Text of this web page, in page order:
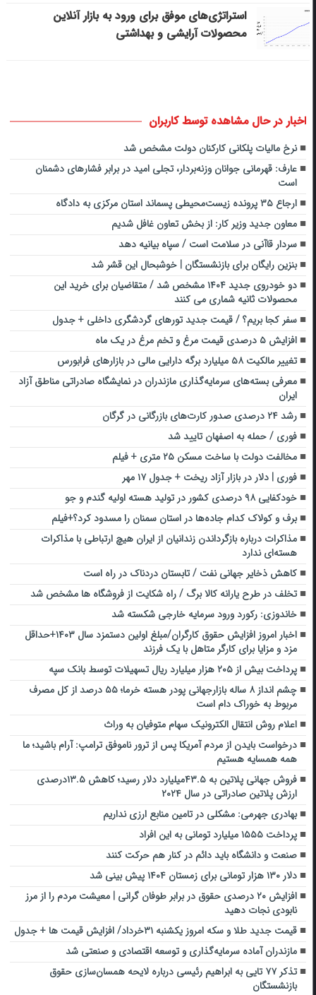
استراتژی‌های موفق برای ورود به بازار آنلاین
محصولات آرایشی و بهداشتی
اخبار در حال مشاهده توسط کاربران
نرخ مالیات پلکانی کارکنان دولت مشخص شد
عارف: قهرمانی جوانان وزنه‌بردار، تجلی امید در برابر فشارهای دشمنان
است
ارجاع ۳۵ پرونده زیست‌محیطی پسماند استان مرکزی به دادگاه
معاون جدید وزیر کار: از بخش تعاون غافل شدیم
سردار قاآنی در سلامت است / سپاه بیانیه دهد
بنزین رایگان برای بازنشستگان | خوشبحال این قشر شد
دو خودروی جدید ۱۴۰۴ مشخص شد / متقاضیان برای خرید این
محصولات ثانیه شماری می کنند
سفر کجا بریم؟ / قیمت جدید تورهای گردشگری داخلی + جدول
افزایش ۵ درصدی قیمت مرغ و تخم مرغ در یک ماه
تغییر مالکیت ۵۸ میلیارد برگه دارایی مالی در بازارهای فرابورس
معرفی بسته‌های سرمایه‌گذاری مازندران در نمایشگاه صادراتی مناطق آزاد
ایران
رشد ۲۴ درصدی صدور کارت‌های بازرگانی در گرگان
فوری / حمله به اصفهان تایید شد
مخالفت دولت با ساخت مسکن ۲۵ متری + فیلم
فوری | دلار در بازار آزاد ریخت + جدول ۱۷ مهر
خودکفایی ۹۸ درصدی کشور در تولید هسته اولیه گندم و جو
برف و کولاک کدام جاده‌ها در استان سمنان را مسدود کرد؟+فیلم
مذاکرات درباره بازگرداندن زندانیان از ایران هیچ ارتباطی با مذاکرات
هسته‌ای ندارد
کاهش ذخایر جهانی نفت / تابستان دردناک در راه است
تخلف در طرح یارانه کالا برگ / راه شکایت از فروشگاه ها مشخص شد
خاندوزی: رکورد ورود سرمایه خارجی شکسته شد
اخبار امروز افزایش حقوق کارگران/مبلغ اولین دستمزد سال ۱۴۰۳+حداقل
مزد و مزایا برای کارگر متاهل با یک فرزند
پرداخت بیش از ۲۰۵ هزار میلیارد ریال تسهیلات توسط بانک سپه
چشم انداز ۸ ساله بازارجهانی پودر هسته خرما؛ ۵۵ درصد از کل مصرف
مربوط به خوراک دام است
اعلام روش انتقال الکترونیک سهام متوفیان به وراث
درخواست بایدن از مردم آمریکا پس از ترور ناموفق ترامپ: آرام باشید؛ ما
همه همسایه هستیم
فروش جهانی پلاتین به ۴۳.۵میلیارد دلار رسید؛ کاهش ۱۳.۵درصدی
ارزش پلاتین صادراتی در سال ۲۰۲۴
بهادری جهرمی: مشکلی در تامین منابع ارزی نداریم
پرداخت ۱۵۵۵ میلیارد تومانی به این افراد
صنعت و دانشگاه باید دائم در کنار هم حرکت کنند
دلار ۱۳۰ هزار تومانی برای زمستان ۱۴۰۴ پیش بینی شد
افزایش ۲۰ درصدی حقوق در برابر طوفان گرانی | معیشت مردم را از مرز
نابودی نجات دهید
قیمت جدید طلا و سکه امروز یکشنبه ۳۱خرداد/ افزایش قیمت ها + جدول
مازندران آماده سرمایه‌گذاری و توسعه اقتصادی و صنعتی شد
تذکر ۷۷ تایی به ابراهیم رئیسی درباره لایحه همسان‌سازی حقوق
بازنشستگان